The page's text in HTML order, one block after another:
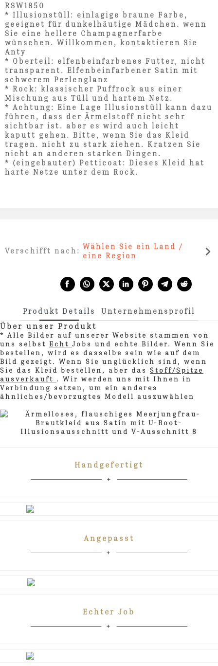
RSW1850
* Illusionstüll: einlagige braune Farbe,
geeignet für dunkelhäutige Mädchen. wenn
Sie eine hellere Champagnerfarbe
wünschen. Willkommen, kontaktieren Sie
Anty
* Oberteil: elfenbeinfarbenes Futter, nicht
transparent. Elfenbeinfarbener Satin mit
schwerem Perlenglanz
* Rock: klassischer Puffrock aus einer
Mischung aus Tüll und hartem Netz.
* Achtung: Eine Lage Illusionstüll kann dazu
führen, dass der Ärmelstoff nicht sehr
sichtbar ist. aber es wird auch leicht
kaputt gehen. Bitte, wenn Sie das Kleid
tragen. nicht zu stark ziehen. Kratzen Sie
nicht an anderen starken Dingen.
* (eingebauter) Petticoat: Dieses Kleid hat
harte Netze unter dem Rock.
Verschifft nach:
Wählen Sie ein Land /
eine Region
Produkt Details Unternehmensprofil
Über unser Produkt
* Alle Bilder auf unserer Website stammen von
uns selbst Echt Jobs und echte Bilder. Wenn Sie
bestellen, wird es dasselbe sein wie auf dem
Bild gezeigt. Wenn Sie unglücklich sind, wenn
Sie das Kleid bestellen, aber das Stoff/Spitze
ausverkauft . Wir werden uns mit Ihnen in
Verbindung setzen, um ein anderes
ähnliches/bevorzugtes Modell auszuwählen
Handgefertigt
Echter Job
Angepasst